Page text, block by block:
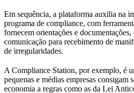
Em sequência, a plataforma auxilia na
programa de compliance, com
fornecem orientações e
comunicação para recebimento de
de irregularidades.
A Compliance Station, por exemplo, é
pequenas e médias empresas consigam
economia a regras como as da Lei